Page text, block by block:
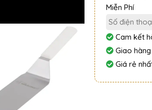
Miễn Phí
Cam kết
Giao
Giá rẻ